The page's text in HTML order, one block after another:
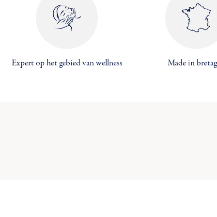
Expert op het gebied van wellness Made in